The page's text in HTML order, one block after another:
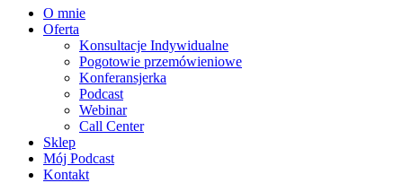
O mnie
Oferta
Konsultacje Indywidualne
Pogotowie przemówieniowe
Konferansjerka
Podcast
Webinar
Call Center
Sklep
Mój Podcast
Kontakt